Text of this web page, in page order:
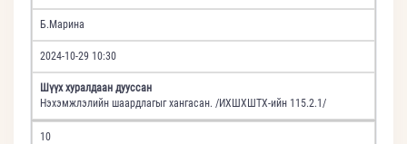
Б.Марина
2024-10-29 10:30
Шүүх хуралдаан дууссан
Нэхэмжлэлийн шаардлагыг хангасан. /ИХШХШТХ-ийн 115.2.1/
10